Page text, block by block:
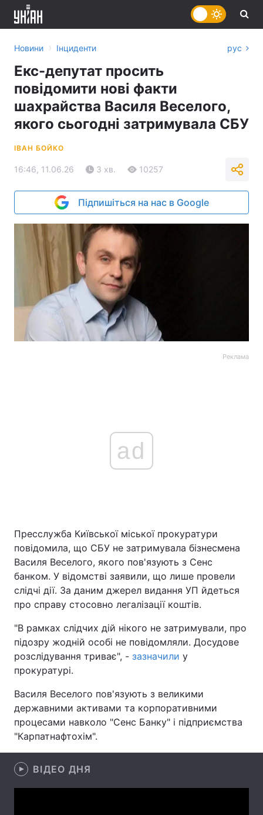
Головна Війна
Україна Політика
Економіка Світ
Спорт Наука
Зброя Інциденти
Здоров'я
Новини › Інциденти рус
Екс-депутат просить
повідомити нові факти
шахрайства Василя Веселого,
якого сьогодні затримувала СБУ
ІВАН БОЙКО
16:46, 11.06.26 3 хв. 10257
Підпишіться на нас в Google
Реклама
ad
Пресслужба Київської міської прокуратури
повідомила, що СБУ не затримувала бізнесмена
Василя Веселого, якого пов'язують з Сенс
банком. У відомстві заявили, що лише провели
слідчі дії. За даним джерел видання УП йдеться
про справу стосовно легалізації коштів.
"В рамках слідчих дій нікого не затримували, про
підозру жодній особі не повідомляли. Досудове
розслідування триває", - зазначили у
прокуратурі.
Василя Веселого пов'язують з великими
державними активами та корпоративними
процесами навколо "Сенс Банку" і підприємства
"Карпатнафтохім".
ВІДЕО ДНЯ